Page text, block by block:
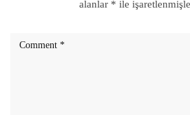
alanlar * ile